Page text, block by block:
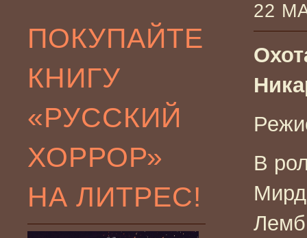
ПОКУПАЙТЕ
КНИГУ
«РУССКИЙ
ХОРРОР»
НА ЛИТРЕС!
22
В